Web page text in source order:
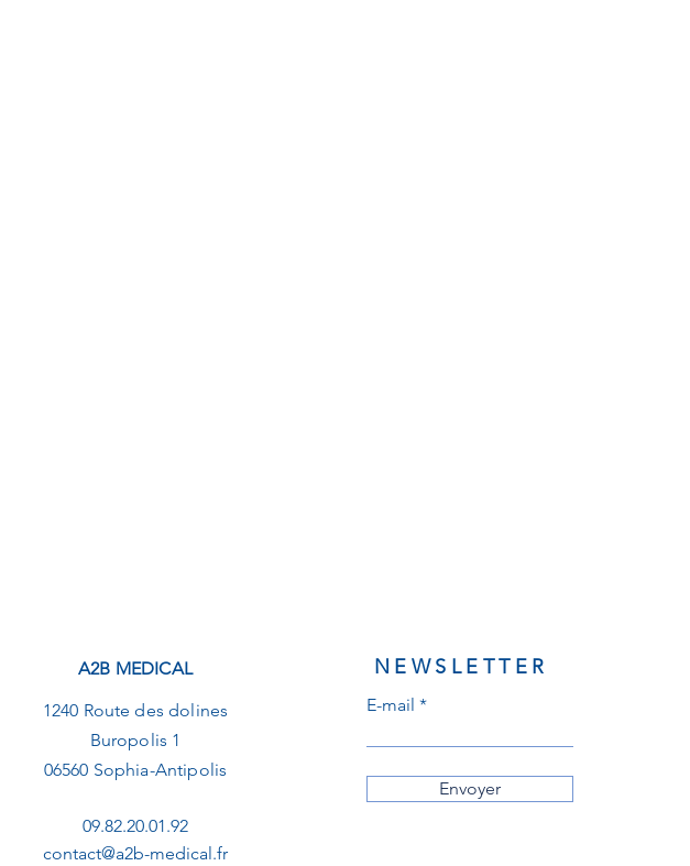
A2B MEDICAL
1240 Route des dolines
Buropolis 1
06560 Sophia-Antipolis
09.82.20.01.92
contact@a2b-medical.fr
NEWSLETTER
E-mail
Envoyer